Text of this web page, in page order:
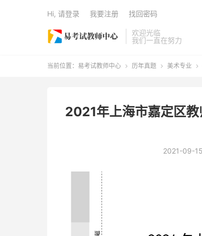
欢迎光临
我们一直在努力
Hi, 请登录 我要注册 找回密码
当前位置： 易考试教师中心  历年真题  美术专业 
2021年上海市嘉定区
2021-09-15